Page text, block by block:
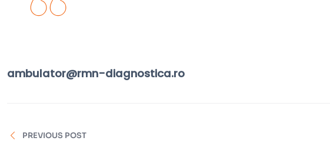
ambulator@rmn-diagnostica.ro
PREVIOUS POST